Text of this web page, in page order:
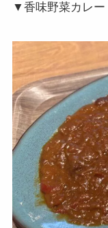
▼香味野菜カレー